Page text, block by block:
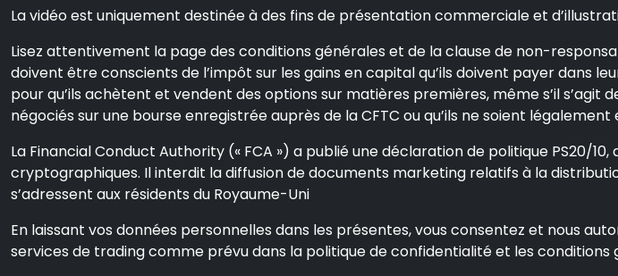
La vidéo est uniquement destinée à des fins de présentation commerciale et
Lisez attentivement la page des conditions générales et de la clause de non-
doivent être conscients de l’impôt sur les gains en capital qu’ils doivent payer dans
pour qu’ils achètent et vendent des options sur matières premières, même s’il s’agit
négociés sur une bourse enregistrée auprès de la CFTC ou qu’ils ne soient légalement
La Financial Conduct Authority (« FCA ») a publié une déclaration de politique PS20/
cryptographiques. Il interdit la diffusion de documents marketing relatifs à la
s’adressent aux résidents du Royaume-Uni
En laissant vos données personnelles dans les présentes, vous consentez et nous
services de trading comme prévu dans la politique de confidentialité et les conditions